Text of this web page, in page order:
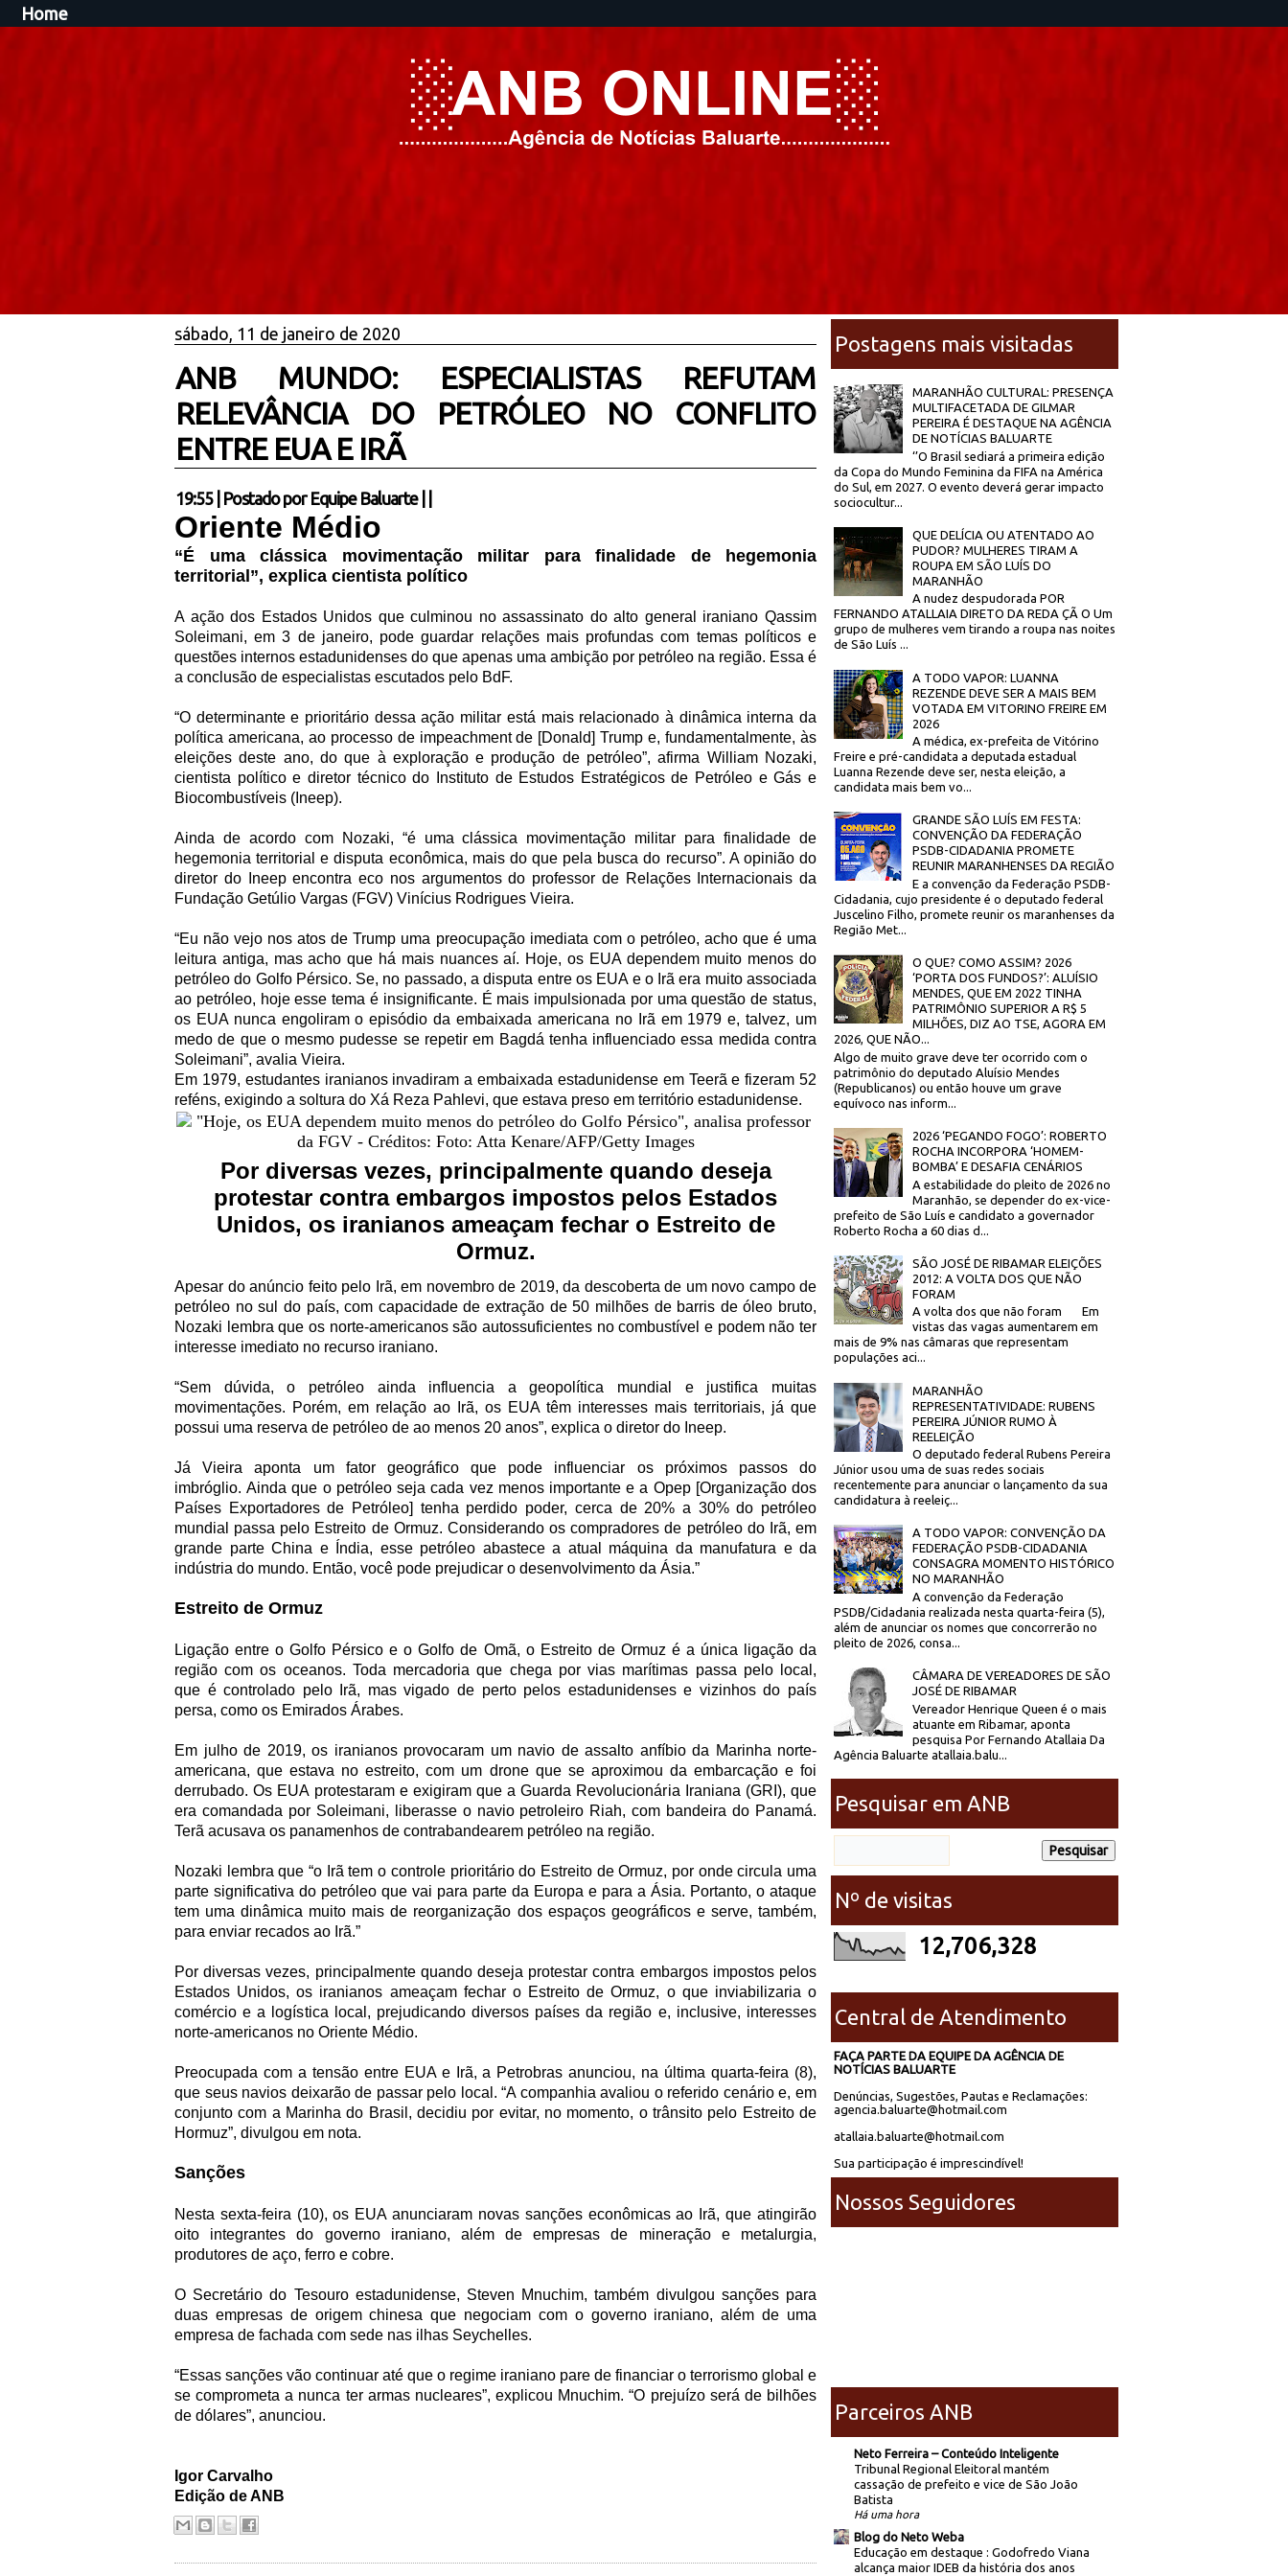
Home
sábado, 11 de janeiro de 2020
ANB MUNDO: ESPECIALISTAS REFUTAM
RELEVÂNCIA DO PETRÓLEO NO CONFLITO
ENTRE EUA E IRÃ
19:55| Postado por Equipe Baluarte
Oriente Médio
“É uma clássica movimentação militar para finalidade de hegemonia
territorial”, explica cientista político
A ação dos Estados Unidos que culminou no assassinato do alto general iraniano Qassim
Soleimani, em 3 de janeiro, pode guardar relações mais profundas com temas políticos e
questões internos estadunidenses do que apenas uma ambição por petróleo na região. Essa é
a conclusão de especialistas escutados pelo BdF.
“O determinante e prioritário dessa ação militar está mais relacionado à dinâmica interna da
política americana, ao processo de impeachment de [Donald] Trump e, fundamentalmente, às
eleições deste ano, do que à exploração e produção de petróleo”, afirma William Nozaki,
cientista político e diretor técnico do Instituto de Estudos Estratégicos de Petróleo e Gás e
Biocombustíveis (Ineep).
Ainda de acordo com Nozaki, “é uma clássica movimentação militar para finalidade de
hegemonia territorial e disputa econômica, mais do que pela busca do recurso”. A opinião do
diretor do Ineep encontra eco nos argumentos do professor de Relações Internacionais da
Fundação Getúlio Vargas (FGV) Vinícius Rodrigues Vieira.
“Eu não vejo nos atos de Trump uma preocupação imediata com o petróleo, acho que é uma
leitura antiga, mas acho que há mais nuances aí. Hoje, os EUA dependem muito menos do
petróleo do Golfo Pérsico. Se, no passado, a disputa entre os EUA e o Irã era muito associada
ao petróleo, hoje esse tema é insignificante. É mais impulsionada por uma questão de status,
os EUA nunca engoliram o episódio da embaixada americana no Irã em 1979 e, talvez, um
medo de que o mesmo pudesse se repetir em Bagdá tenha influenciado essa medida contra
Soleimani”, avalia Vieira.
Em 1979, estudantes iranianos invadiram a embaixada estadunidense em Teerã e fizeram 52
reféns, exigindo a soltura do Xá Reza Pahlevi, que estava preso em território estadunidense.
Por diversas vezes, principalmente quando deseja
protestar contra embargos impostos pelos Estados
Unidos, os iranianos ameaçam fechar o Estreito de
Ormuz.
Apesar do anúncio feito pelo Irã, em novembro de 2019, da descoberta de um novo campo de
petróleo no sul do país, com capacidade de extração de 50 milhões de barris de óleo bruto,
Nozaki lembra que os norte-americanos são autossuficientes no combustível e podem não ter
interesse imediato no recurso iraniano.
“Sem dúvida, o petróleo ainda influencia a geopolítica mundial e justifica muitas
movimentações. Porém, em relação ao Irã, os EUA têm interesses mais territoriais, já que
possui uma reserva de petróleo de ao menos 20 anos”, explica o diretor do Ineep.
Já Vieira aponta um fator geográfico que pode influenciar os próximos passos do
imbróglio. Ainda que o petróleo seja cada vez menos importante e a Opep [Organização dos
Países Exportadores de Petróleo] tenha perdido poder, cerca de 20% a 30% do petróleo
mundial passa pelo Estreito de Ormuz. Considerando os compradores de petróleo do Irã, em
grande parte China e Índia, esse petróleo abastece a atual máquina da manufatura e da
indústria do mundo. Então, você pode prejudicar o desenvolvimento da Ásia.”
Estreito de Ormuz
Ligação entre o Golfo Pérsico e o Golfo de Omã, o Estreito de Ormuz é a única ligação da
região com os oceanos. Toda mercadoria que chega por vias marítimas passa pelo local,
que é controlado pelo Irã, mas vigado de perto pelos estadunidenses e vizinhos do país
persa, como os Emirados Árabes.
Em julho de 2019, os iranianos provocaram um navio de assalto anfíbio da Marinha norte-
americana, que estava no estreito, com um drone que se aproximou da embarcação e foi
derrubado. Os EUA protestaram e exigiram que a Guarda Revolucionária Iraniana (GRI), que
era comandada por Soleimani, liberasse o navio petroleiro Riah, com bandeira do Panamá.
Terã acusava os panamenhos de contrabandearem petróleo na região.
Nozaki lembra que “o Irã tem o controle prioritário do Estreito de Ormuz, por onde circula uma
parte significativa do petróleo que vai para parte da Europa e para a Ásia. Portanto, o ataque
tem uma dinâmica muito mais de reorganização dos espaços geográficos e serve, também,
para enviar recados ao Irã.”
Por diversas vezes, principalmente quando deseja protestar contra embargos impostos pelos
Estados Unidos, os iranianos ameaçam fechar o Estreito de Ormuz, o que inviabilizaria o
comércio e a logística local, prejudicando diversos países da região e, inclusive, interesses
norte-americanos no Oriente Médio.
Preocupada com a tensão entre EUA e Irã, a Petrobras anunciou, na última quarta-feira (8),
que seus navios deixarão de passar pelo local. “A companhia avaliou o referido cenário e, em
conjunto com a Marinha do Brasil, decidiu por evitar, no momento, o trânsito pelo Estreito de
Hormuz”, divulgou em nota.
Sanções
Nesta sexta-feira (10), os EUA anunciaram novas sanções econômicas ao Irã, que atingirão
oito integrantes do governo iraniano, além de empresas de mineração e metalurgia,
produtores de aço, ferro e cobre.
O Secretário do Tesouro estadunidense, Steven Mnuchim, também divulgou sanções para
duas empresas de origem chinesa que negociam com o governo iraniano, além de uma
empresa de fachada com sede nas ilhas Seychelles.
“Essas sanções vão continuar até que o regime iraniano pare de financiar o terrorismo global e
se comprometa a nunca ter armas nucleares”, explicou Mnuchim. “O prejuízo será de bilhões
de dólares”, anunciou.
Igor Carvalho
Edição de ANB
Postagens mais visitadas
MARANHÃO CULTURAL: PRESENÇA
MULTIFACETADA DE GILMAR
PEREIRA É DESTAQUE NA AGÊNCIA
DE NOTÍCIAS BALUARTE
‘’O Brasil sediará a primeira edição
da Copa do Mundo Feminina da FIFA na América
do Sul, em 2027. O evento deverá gerar impacto
sociocultur...
QUE DELÍCIA OU ATENTADO AO
PUDOR? MULHERES TIRAM A
ROUPA EM SÃO LUÍS DO
MARANHÃO
A nudez despudorada POR
FERNANDO ATALLAIA DIRETO DA REDA ÇÃ O Um
grupo de mulheres vem tirando a roupa nas noites
de São Luís ...
A TODO VAPOR: LUANNA
REZENDE DEVE SER A MAIS BEM
VOTADA EM VITORINO FREIRE EM
2026
A médica, ex-prefeita de Vitórino
Freire e pré-candidata a deputada estadual
Luanna Rezende deve ser, nesta eleição, a
candidata mais bem vo...
GRANDE SÃO LUÍS EM FESTA:
CONVENÇÃO DA FEDERAÇÃO
PSDB-CIDADANIA PROMETE
REUNIR MARANHENSES DA REGIÃO
E a convenção da Federação PSDB-
Cidadania, cujo presidente é o deputado federal
Juscelino Filho, promete reunir os maranhenses da
Região Met...
O QUE? COMO ASSIM? 2026
‘PORTA DOS FUNDOS?’: ALUÍSIO
MENDES, QUE EM 2022 TINHA
PATRIMÔNIO SUPERIOR A R$ 5
MILHÕES, DIZ AO TSE, AGORA EM
2026, QUE NÃO...
Algo de muito grave deve ter ocorrido com o
patrimônio do deputado Aluísio Mendes
(Republicanos) ou então houve um grave
equívoco nas inform...
2026 ‘PEGANDO FOGO’: ROBERTO
ROCHA INCORPORA ‘HOMEM-
BOMBA’ E DESAFIA CENÁRIOS
A estabilidade do pleito de 2026 no
Maranhão, se depender do ex-vice-
prefeito de São Luís e candidato a governador
Roberto Rocha a 60 dias d...
SÃO JOSÉ DE RIBAMAR ELEIÇÕES
2012: A VOLTA DOS QUE NÃO
FORAM
A volta dos que não foram Em
vistas das vagas aumentarem em
mais de 9% nas câmaras que representam
populações aci...
MARANHÃO
REPRESENTATIVIDADE: RUBENS
PEREIRA JÚNIOR RUMO À
REELEIÇÃO
O deputado federal Rubens Pereira
Júnior usou uma de suas redes sociais
recentemente para anunciar o lançamento da sua
candidatura à reeleiç...
A TODO VAPOR: CONVENÇÃO DA
FEDERAÇÃO PSDB-CIDADANIA
CONSAGRA MOMENTO HISTÓRICO
NO MARANHÃO
A convenção da Federação
PSDB/Cidadania realizada nesta quarta-feira (5),
além de anunciar os nomes que concorrerão no
pleito de 2026, consa...
CÂMARA DE VEREADORES DE SÃO
JOSÉ DE RIBAMAR
Vereador Henrique Queen é o mais
atuante em Ribamar, aponta
pesquisa Por Fernando Atallaia Da
Agência Baluarte atallaia.balu...
Pesquisar em ANB
Nº de visitas
12,706,328
Central de Atendimento
FAÇA PARTE DA EQUIPE DA AGÊNCIA DE
NOTÍCIAS BALUARTE
Denúncias, Sugestões, Pautas e Reclamações:
agencia.baluarte@hotmail.com
atallaia.baluarte@hotmail.com
Sua participação é imprescindível!
Nossos Seguidores
Parceiros ANB
Neto Ferreira – Conteúdo Inteligente
Tribunal Regional Eleitoral mantém
cassação de prefeito e vice de São João
Batista
Há uma hora
Blog do Neto Weba
Educação em destaque : Godofredo Viana
alcança maior IDEB da história dos anos